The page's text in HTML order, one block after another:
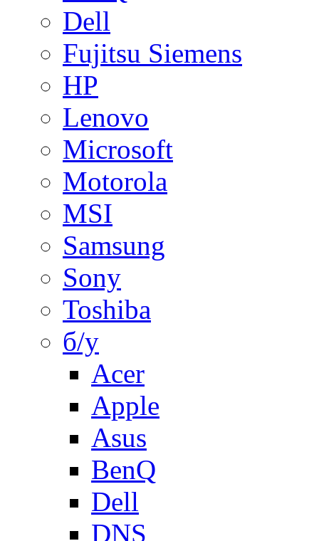
Dell
Fujitsu Siemens
HP
Lenovo
Microsoft
Motorola
MSI
Samsung
Sony
Toshiba
б/у
Acer
Apple
Asus
BenQ
Dell
DNS